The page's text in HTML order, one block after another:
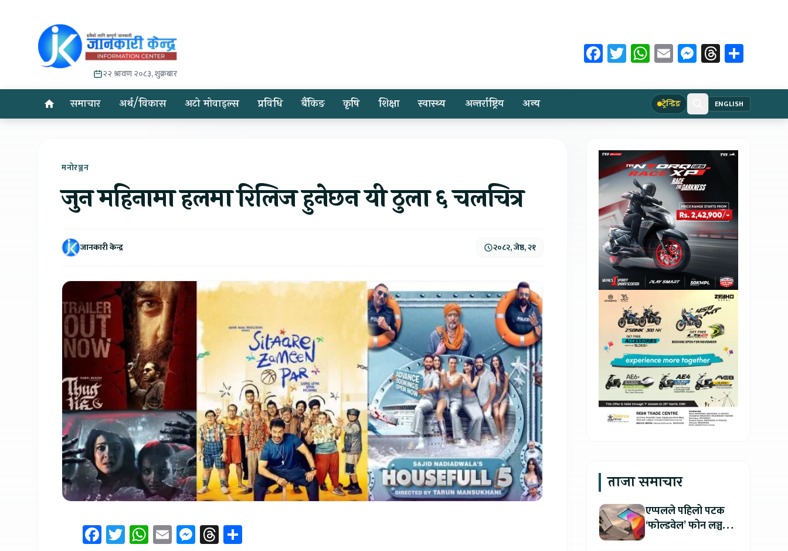
२२ श्रावण २०८३, शुक्रबार
Facebook
Twitter
WhatsApp
EmailMessenger
Threads
समाचार अर्थ/विकास अटो मोवाइल्स प्रविधि बैंकिङ कृषि शिक्षा स्वास्थ्य अन्तर्राष्ट्रिय अन्य ट्रेन्डिङ ENGLISH
मनोरञ्जन
जुन महिनामा हलमा रिलिज हुनेछन यी ठुला ६ चलचित्र
जानकारी केन्द्र २०८२, जेष्ठ, २१
Facebook
Twitter
WhatsApp
EmailMessenger
Threads
ताजा समाचार
एप्पलले पहिलो पटक
‘फोल्डवेल’ फोन लञ्च